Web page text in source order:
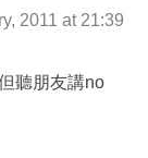
2011 at 21:39
聽朋友講no